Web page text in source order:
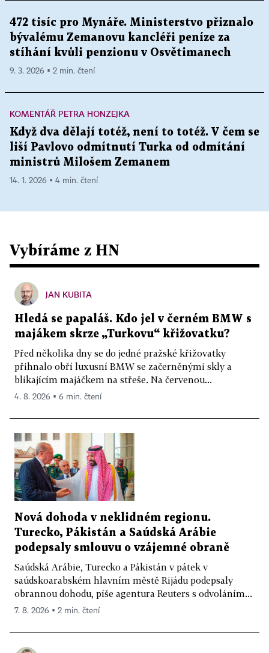
472 tisíc pro Mynáře. Ministerstvo přiznalo
bývalému Zemanovu kancléři peníze za
stíhání kvůli penzionu v Osvětimanech
9. 3. 2026 ▪ 2 min. čtení
KOMENTÁŘ PETRA HONZEJKA
Když dva dělají totéž, není to totéž. V čem se
liší Pavlovo odmítnutí Turka od odmítání
ministrů Milošem Zemanem
14. 1. 2026 ▪ 4 min. čtení
Vybíráme z HN
JAN KUBITA
Hledá se papaláš. Kdo jel v černém BMW s
majákem skrze „Turkovu“ křižovatku?
Před několika dny se do jedné pražské křižovatky
přihnalo obří luxusní BMW se začerněnými skly a
blikajícím majáčkem na střeše. Na červenou...
4. 8. 2026 ▪ 6 min. čtení
Nová dohoda v neklidném regionu.
Turecko, Pákistán a Saúdská Arábie
podepsaly smlouvu o vzájemné obraně
Saúdská Arábie, Turecko a Pákistán v pátek v
saúdskoarabském hlavním městě Rijádu podepsaly
obrannou dohodu, píše agentura Reuters s odvoláním...
7. 8. 2026 ▪ 2 min. čtení